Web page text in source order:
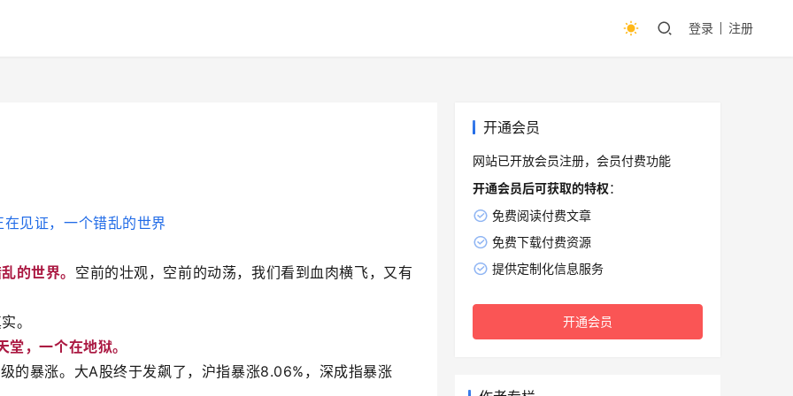
登录 注册
的世界。 空前的壮观，空前的动荡，我们看到血肉横飞，又有
。
堂，一个在地狱。
的暴涨。大A股终于发飙了，沪指暴涨8.06%，深成指暴涨
开通会员
网站已开放会员注册，会员付费功能
开通会员后可获取的特权：
免费阅读付费文章
免费下载付费资源
提供定制化信息服务
开通会员